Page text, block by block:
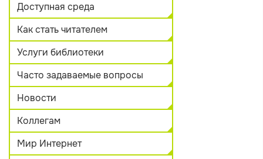
Доступная среда
Как стать читателем
Услуги библиотеки
Часто задаваемые вопросы
Новости
Коллегам
Мир Интернет